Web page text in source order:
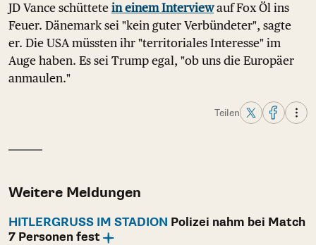
JD Vance schüttete in einem Interviewauf Fox Öl ins
Feuer. Dänemark sei "kein guter Verbündeter", sagte
er. Die USA müssten ihr "territoriales Interesse" im
Auge haben. Es sei Trump egal, "ob uns die Europäer
anmaulen."
Teilen
Weitere Meldungen
HITLERGRUSS IM STADION
Polizei nahm bei Match
7 Personen fest